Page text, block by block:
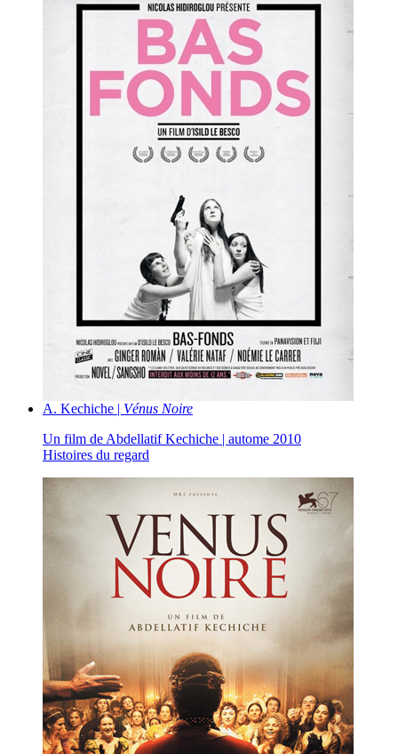
A. Kechiche | Vénus Noire
Un film de Abdellatif Kechiche | autome 2010
Histoires du regard